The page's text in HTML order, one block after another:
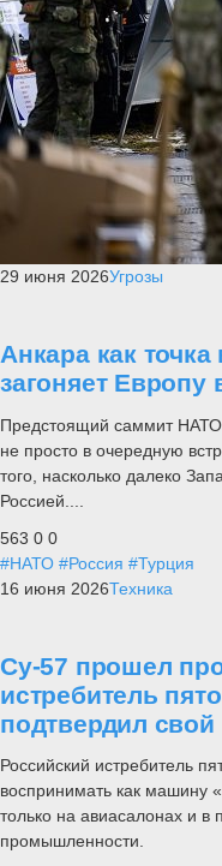
29 июня 2026Угрозы
Анкара как
загоняет
Предстоящий саммит НАТО
не просто в очередную
того, насколько далеко
Россией....
563 0 0
#НАТО #Россия #Турция
16 июня 2026Техника
Су-57 прошел
истребитель
подтвердил свой
Российский истребитель
воспринимать как машину
только на авиасалонах и в
промышленности.